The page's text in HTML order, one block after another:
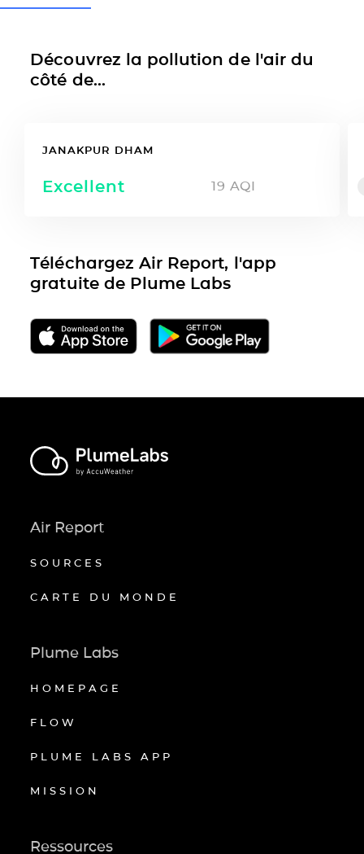
Découvrez la pollution de l'air du
côté de...
JANAKPUR DHAM
Excellent 19 AQI
Téléchargez Air Report, l'app
gratuite de Plume Labs
Air Report
SOURCES
CARTE DU MONDE
Plume Labs
HOMEPAGE
FLOW
PLUME LABS APP
MISSION
Ressources